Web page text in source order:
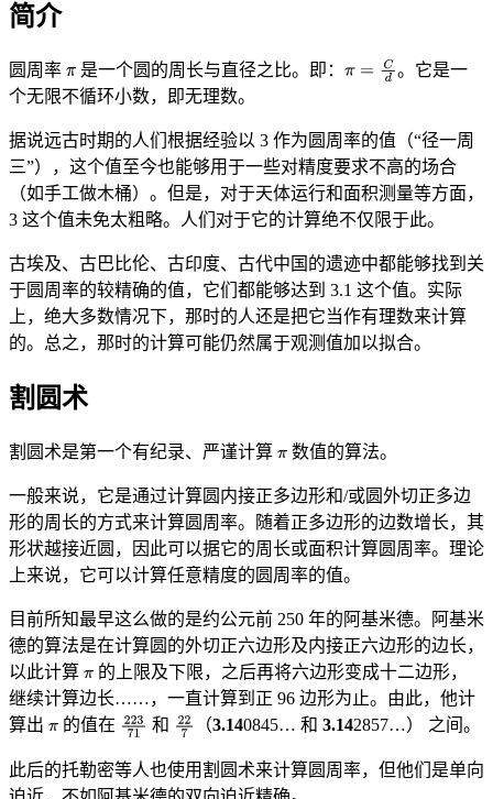
简介
圆周率 是一个圆的周长与直径之比。即：
。它是一
个无限不循环小数，即无理数。
据说远古时期的人们根据经验以 3 作为圆周率的值（“径一周
三”），这个值至今也能够用于一些对精度要求不高的场合
（如手工做木桶）。但是，对于天体运行和面积测量等方面，
3 这个值未免太粗略。人们对于它的计算绝不仅限于此。
古埃及、古巴比伦、古印度、古代中国的遗迹中都能够找到关
于圆周率的较精确的值，它们都能够达到 3.1 这个值。实际
上，绝大多数情况下，那时的人还是把它当作有理数来计算
的。总之，那时的计算可能仍然属于观测值加以拟合。
割圆术
割圆术是第一个有纪录、严谨计算 数值的算法。
一般来说，它是通过计算圆内接正多边形和/或圆外切正多边
形的周长的方式来计算圆周率。随着正多边形的边数增长，其
形状越接近圆，因此可以据它的周长或面积计算圆周率。理论
上来说，它可以计算任意精度的圆周率的值。
目前所知最早这么做的是约公元前 250 年的阿基米德。阿基米
德的算法是在计算圆的外切正六边形及内接正六边形的边长，
以此计算
的上限及下限，之后再将六边形变成十二边形，
继续计算边长……，一直计算到正 96 边形为止。由此，他计
算出
的值在 和 （3.140845… 和3.142857…） 之间。
此后的托勒密等人也使用割圆术来计算圆周率，但他们是单向